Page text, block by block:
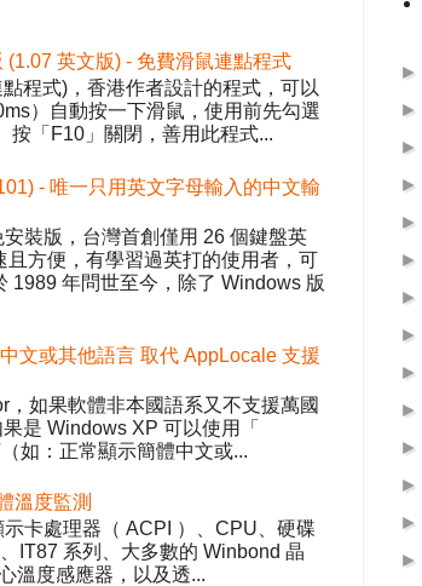
英文版) - 免費滑鼠連點程式
程式)，香港作者設計的程式，可以
）自動按一下滑鼠，使用前先勾選
按「F10」關閉，善用此程式...
- 唯一只用英文字母輸入的中文輸
裝版，台灣首創僅用 26 個鍵盤英
方便，有學習過英打的使用者，可
1989 年問世至今，除了 Windows 版
文或其他語言 取代 AppLocale 支援
如果軟體非本國語系又不支援萬國
是 Windows XP 可以使用「
如：正常顯示簡體中文或...
溫度監測
卡處理器（ ACPI ）、CPU、硬碟
IT87 系列、大多數的 Winbond 晶
溫度感應器，以及透...
►
►
►
►
►
►
►
►
►
►
►
►
►
►